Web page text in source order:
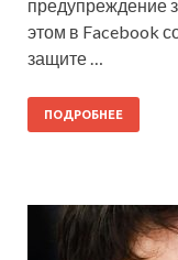
предупреждение
этом в Facebook
защите …
ПОДРОБНЕЕ